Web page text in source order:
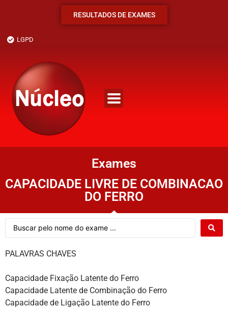
RESULTADOS DE EXAMES
LGPD
Exames
CAPACIDADE LIVRE DE COMBINACAO
DO FERRO
PALAVRAS CHAVES
Capacidade Fixação Latente do Ferro
Capacidade Latente de Combinação do Ferro
Capacidade de Ligação Latente do Ferro